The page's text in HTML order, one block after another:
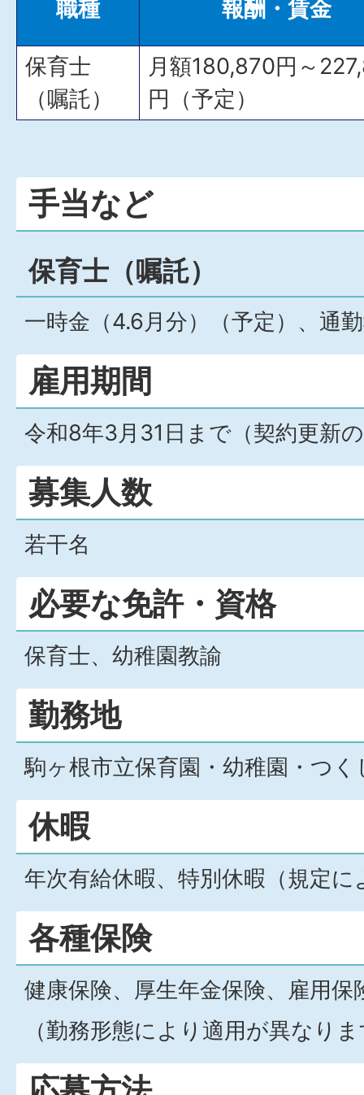
職種 報酬・賃金
保育士
（嘱託）
月額180,870円～
円（予定）
手当など
保育士（嘱託）
一時金（4.6月分）（予定）、通
雇用期間
令和8年3月31日まで（契約更新
募集人数
若干名
必要な免許・資格
保育士、幼稚園教諭
勤務地
駒ヶ根市立保育園・幼稚園・つく
休暇
年次有給休暇、特別休暇（規定に
各種保険
健康保険、厚生年金保険、雇用保
（勤務形態により適用が異なり